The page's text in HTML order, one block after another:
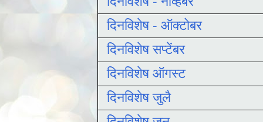
दिनविशेष - ऑक्टोबर
दिनविशेष सप्टेंबर
दिनविशेष ऑगस्ट
दिनविशेष जुलै